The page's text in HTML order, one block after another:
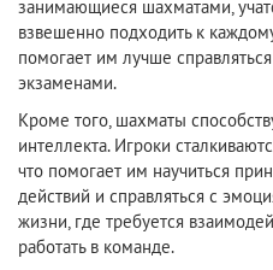
занимающиеся шахматами,
взвешенно подходить к
помогает им лучше
экзаменами.
Кроме того, шахматы
интеллекта. Игроки
что помогает им научиться
действий и справляться с
жизни, где требуется
работать в команде.